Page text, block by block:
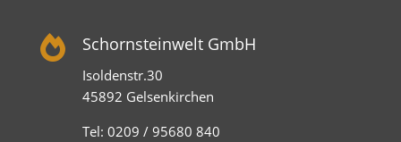
 Schornsteinwelt GmbH
Isoldenstr.30
45892 Gelsenkirchen
Tel: 0209 / 95680 840